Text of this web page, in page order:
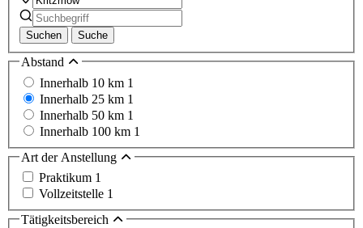
Suchen Suche
Abstand
Innerhalb 10 km 1
Innerhalb 25 km 1
Innerhalb 50 km 1
Innerhalb 100 km 1
Art der Anstellung
Praktikum 1
Vollzeitstelle 1
Tätigkeitsbereich